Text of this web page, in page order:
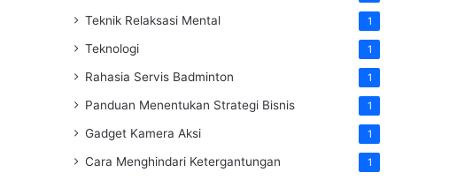
Teknik Relaksasi Mental 1
Teknologi 1
Rahasia Servis Badminton 1
Panduan Menentukan Strategi Bisnis 1
Gadget Kamera Aksi 1
Cara Menghindari Ketergantungan 1